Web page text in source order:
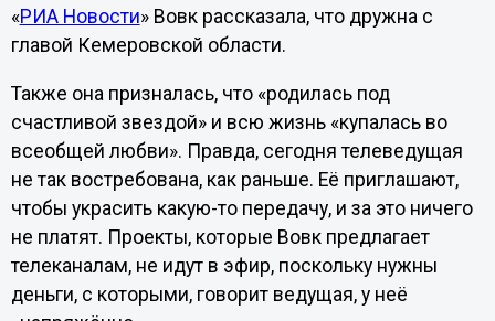
«РИА Новости» Вовк рассказала, что дружна с
главой Кемеровской области.
Также она призналась, что «родилась под
счастливой звездой» и всю жизнь «купалась во
всеобщей любви». Правда, сегодня телеведущая
не так востребована, как раньше. Её приглашают,
чтобы украсить какую-то передачу, и за это ничего
не платят. Проекты, которые Вовк предлагает
телеканалам, не идут в эфир, поскольку нужны
деньги, с которыми, говорит ведущая, у неё